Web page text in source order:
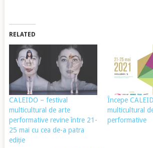
RELATED
CALEIDO – festival
multicultural de arte
performative revine între 21-
25 mai cu cea de-a patra
ediție
Începe
multicultural
performative